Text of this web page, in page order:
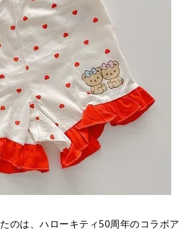
のは、ハローキティ50周年のコラボア